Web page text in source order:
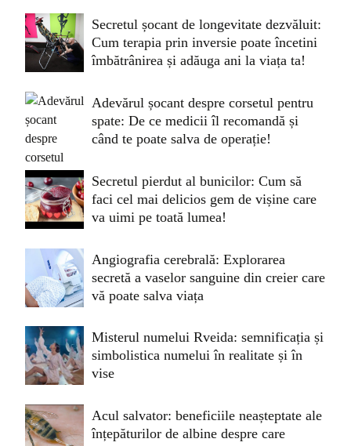
Secretul șocant de longevitate dezvăluit:
Cum terapia prin inversie poate încetini
îmbătrânirea și adăuga ani la viața ta!
Adevărul șocant despre corsetul pentru
spate: De ce medicii îl recomandă și
când te poate salva de operație!
Secretul pierdut al bunicilor: Cum să
faci cel mai delicios gem de vișine care
va uimi pe toată lumea!
Angiografia cerebrală: Explorarea
secretă a vaselor sanguine din creier care
vă poate salva viața
Misterul numelui Rveida: semnificația și
simbolistica numelui în realitate și în
vise
Acul salvator: beneficiile neașteptate ale
înțepăturilor de albine despre care